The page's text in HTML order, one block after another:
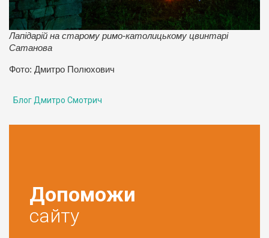
Лапідарій на старому римо-католицькому цвинтарі
Сатанова
Фото: Дмитро Полюхович
Блог Дмитро Смотрич
Допоможи
сайту